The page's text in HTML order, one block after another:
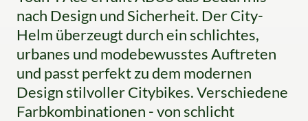
nach Design und Sicherheit. Der City-
Helm überzeugt durch ein schlichtes,
urbanes und modebewusstes Auftreten
und passt perfekt zu dem modernen
Design stilvoller Citybikes. Verschiedene
Farbkombinationen - von schlicht